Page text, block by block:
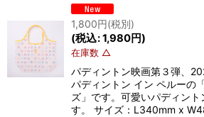
1,800円(税別)
(税込:1,980円)
在庫数 △
パディントン映画第３弾、
パディントン イン ペルーの
ズ」です。可愛いパディン
す。 サイズ：L340mm x